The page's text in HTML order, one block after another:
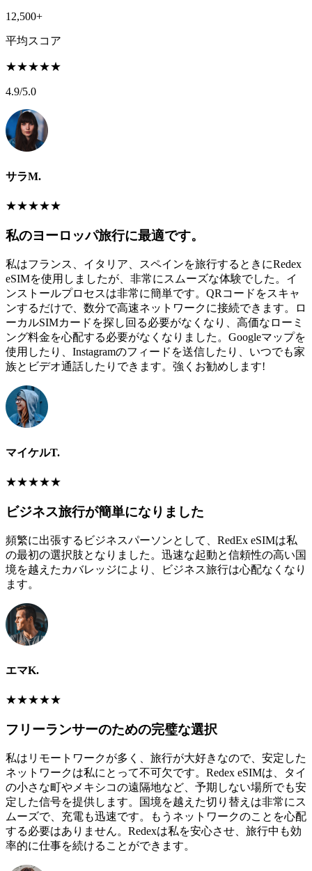
12,500+
平均スコア
★★★★★
4.9/5.0
サラM.
★★★★★
私のヨーロッパ旅行に最適です。
私はフランス、イタリア、スペインを旅行するときにRedex
eSIMを使用しましたが、非常にスムーズな体験でした。イ
ンストールプロセスは非常に簡単です。QRコードをスキャ
ンするだけで、数分で高速ネットワークに接続できます。ロ
ーカルSIMカードを探し回る必要がなくなり、高価なローミ
ング料金を心配する必要がなくなりました。Googleマップを
使用したり、Instagramのフィードを送信したり、いつでも家
族とビデオ通話したりできます。強くお勧めします!
マイケルT.
★★★★★
ビジネス旅行が簡単になりました
頻繁に出張するビジネスパーソンとして、RedEx eSIMは私
の最初の選択肢となりました。迅速な起動と信頼性の高い国
境を越えたカバレッジにより、ビジネス旅行は心配なくなり
ます。
エマK.
★★★★★
フリーランサーのための完璧な選択
私はリモートワークが多く、旅行が大好きなので、安定した
ネットワークは私にとって不可欠です。Redex eSIMは、タイ
の小さな町やメキシコの遠隔地など、予期しない場所でも安
定した信号を提供します。国境を越えた切り替えは非常にス
ムーズで、充電も迅速です。もうネットワークのことを心配
する必要はありません。Redexは私を安心させ、旅行中も効
率的に仕事を続けることができます。